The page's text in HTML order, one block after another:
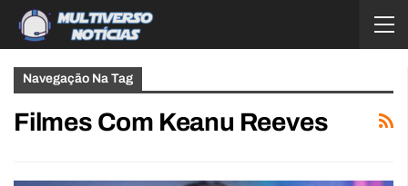
Navegação Na Tag
Filmes Com Keanu Reeves